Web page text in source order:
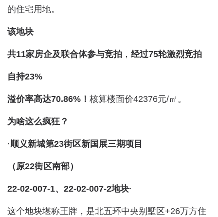
的住宅用地。
该地块
共11家房企及联合体参与竞拍 ， 经过75轮激烈竞拍
自持23%
溢价率高达70.86%！ 核算楼面价42376元/㎡。
为啥这么疯狂？
·顺义新城第23街区新国展三期项目
（原22街区南部）
22-02-007-1、22-02-007-2地块·
这个地块堪称王牌，是北五环中央别墅区+26万方住